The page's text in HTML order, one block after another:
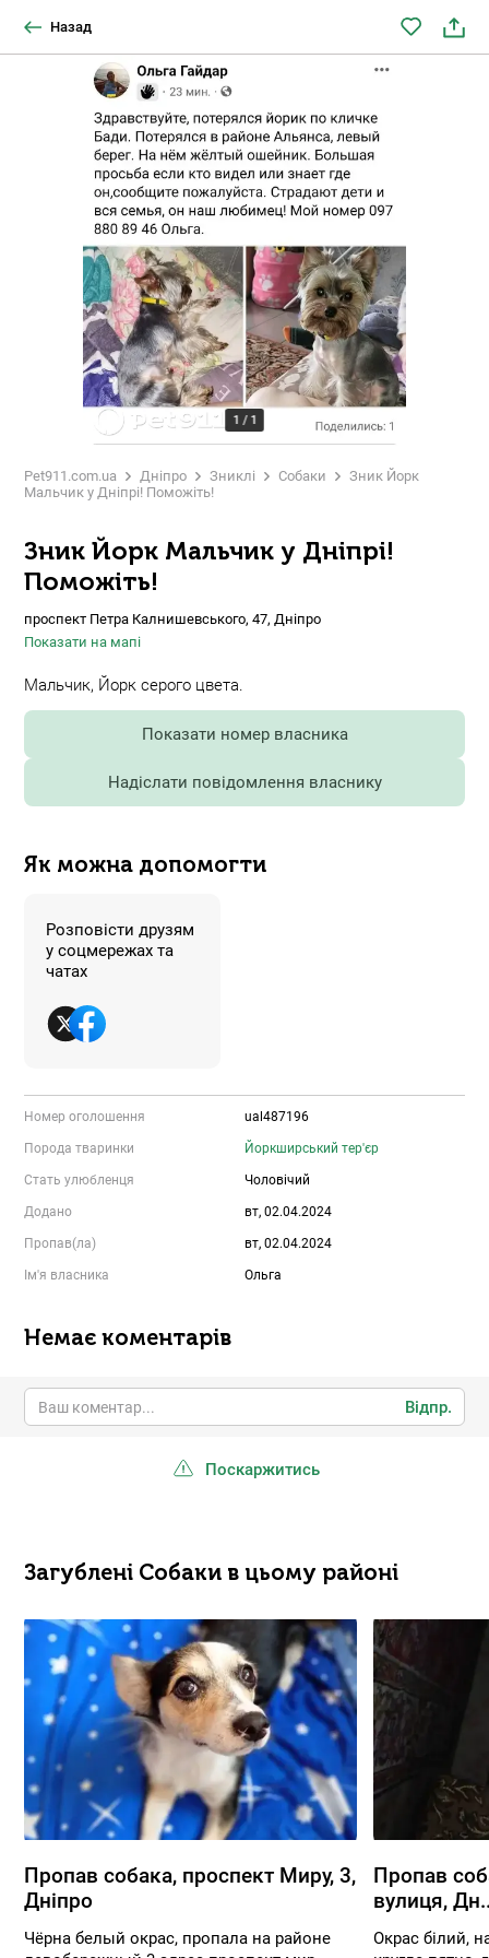
Назад
1 / 1
Pet911.com.ua Дніпро Зниклі Собаки
Зник Йорк
Мальчик у Дніпрі! Поможіть!
Зник Йорк Мальчик у Дніпрі!
Поможіть!
проспект Петра Калнишевського, 47, Дніпро
Показати на мапі
Мальчик, Йорк серого цвета.
Показати номер власника
Надіслати повідомлення власнику
Як можна допомогти
Розповісти друзям
у соцмережах та
чатах
Номер оголошення ual487196
Порода тваринки Йоркширський тер'єр
Стать улюбленця Чоловічий
Додано вт, 02.04.2024
Пропав(ла) вт, 02.04.2024
Ім'я власника Ольга
Немає коментарів
Відпр.
Поскаржитись
Загублені Собаки в цьому районі
Пропав собака, проспект Миру, 3,
Дніпро
Чёрна белый окрас, пропала на районе
Пропав
вулиця,
Окрас білий,